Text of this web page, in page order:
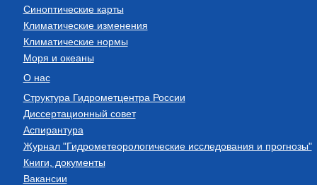
Синоптические карты
Климатические изменения
Климатические нормы
Моря и океаны
О нас
Структура Гидрометцентра России
Диссертационный совет
Аспирантура
Журнал "Гидрометеорологические исследования и прогнозы"
Книги, документы
Вакансии